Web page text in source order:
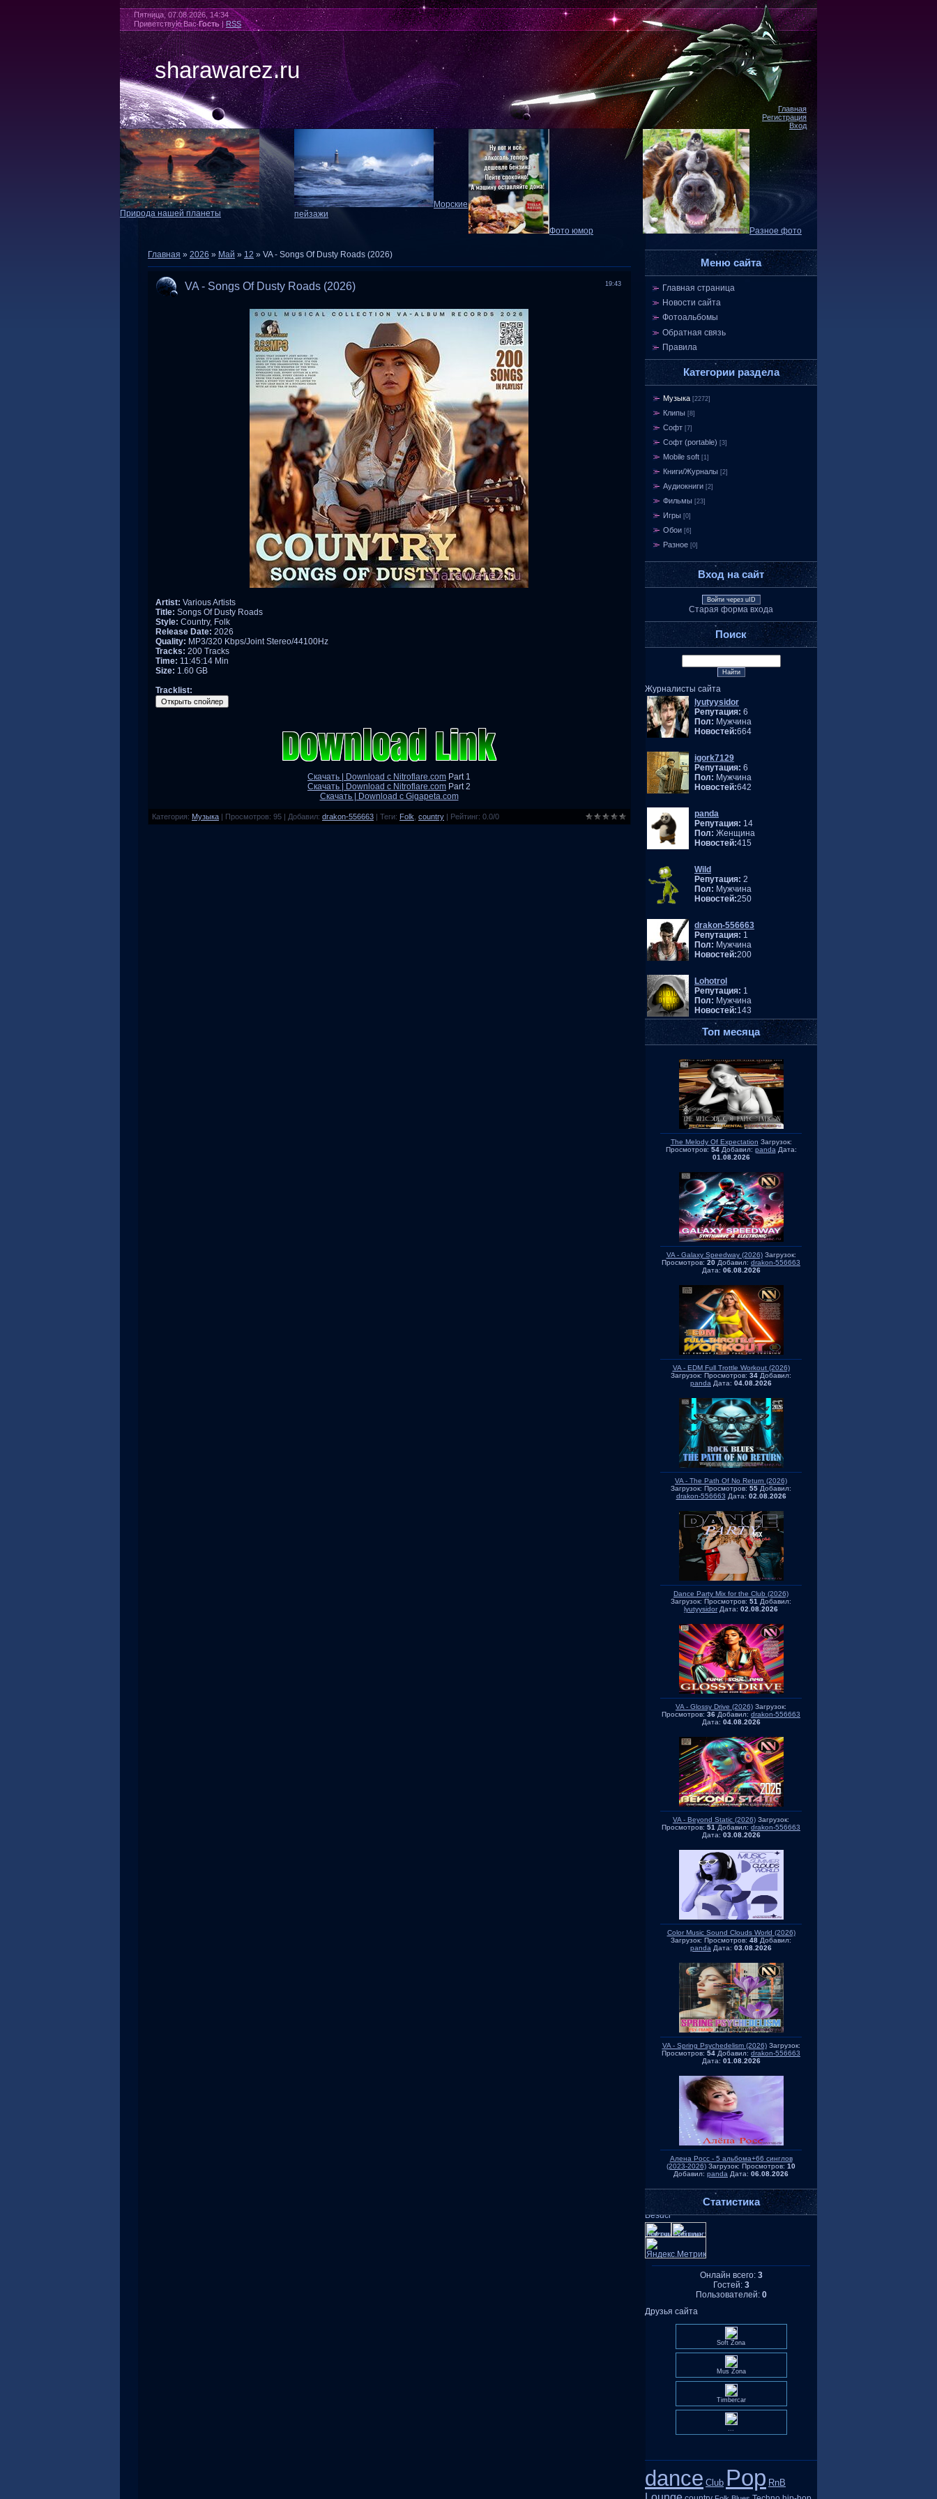
Пятница, 07.08.2026, 14:34
Приветствую Вас Гость|RSS
sharawarez.ru
Главная
Регистрация
Вход
Природа нашей планеты
Морские
пейзажи
Фото юмор
Разное фото
Главная » 2026 » Май » 12 » VA - Songs Of Dusty Roads (2026)
19:43
VA - Songs Of Dusty Roads (2026)
Artist: Various Artists
Title: Songs Of Dusty Roads
Style: Country, Folk
Release Date: 2026
Quality: MP3/320 Kbps/Joint Stereo/44100Hz
Tracks: 200 Tracks
Time: 11:45:14 Min
Size: 1.60 GB
Tracklist:
Скачать | Download с Nitroflare.com Part 1
Скачать | Download с Nitroflare.com Part 2
Скачать | Download с Gigapeta.com
Категория: Музыка | Просмотров: 95 | Добавил: drakon-556663 | Теги: Folk country | Рейтинг: 0.0/0
Меню сайта
Главная страница
Новости сайта
Фотоальбомы
Обратная связь
Правила
Категории раздела
Музыка [2272]
Клипы [8]
Софт [7]
Софт (portable) [3]
Mobile soft [1]
Книги/Журналы [2]
Аудиокниги [2]
Фильмы [23]
Игры [0]
Обои [6]
Разное [0]
Вход на сайт
Войти через uID
Старая форма входа
Поиск
Журналисты сайта
lyutyysidor
Репутация: 6
Пол: Мужчина
Новостей:664
igork7129
Репутация: 6
Пол: Мужчина
Новостей:642
panda
Репутация: 14
Пол: Женщина
Новостей:415
Wild
Репутация: 2
Пол: Мужчина
Новостей:250
drakon-556663
Репутация: 1
Пол: Мужчина
Новостей:200
Lohotrol
Репутация: 1
Пол: Мужчина
Новостей:143
Топ месяца
The Melody Of Expectation Загрузок:
Просмотров: 54Добавил: panda Дата:
01.08.2026
VA - Galaxy Speedway (2026)Загрузок:
Просмотров: 20 Добавил: drakon-556663
Дата: 06.08.2026
VA - EDM Full Trottle Workout (2026)
Загрузок: Просмотров: 34 Добавил:
panda Дата: 04.08.2026
VA - The Path Of No Return (2026)
Загрузок: Просмотров: 55 Добавил:
drakon-556663 Дата: 02.08.2026
Dance Party Mix for the Club (2026)
Загрузок: Просмотров: 51 Добавил:
lyutyysidorДата: 02.08.2026
VA - Glossy Drive (2026) Загрузок:
Просмотров: 36 Добавил: drakon-556663
Дата: 04.08.2026
VA - Beyond Static (2026) Загрузок:
Просмотров: 51 Добавил: drakon-556663
Дата: 03.08.2026
Color Music Sound Clouds World (2026)
Загрузок: Просмотров: 48 Добавил:
panda Дата: 03.08.2026
VA - Spring Psychedelism (2026)Загрузок:
Просмотров: 54 Добавил: drakon-556663
Дата: 01.08.2026
Алена Росс - 5 альбома+66 синглов
(2023-2026) Загрузок: Просмотров: 10
Добавил: panda Дата: 06.08.2026
Статистика
Онлайн всего: 3
Гостей: 3
Пользователей: 0
Друзья сайта
Soft Zona
Mus Zona
Timbercar
...
dance Club Pop RnB